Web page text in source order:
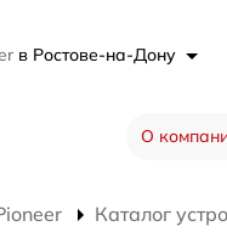
в Ростове-на-Дону
О
Каталог